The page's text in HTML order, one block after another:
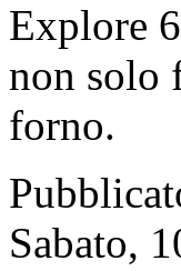
Explore
non solo
forno.
Sabato,